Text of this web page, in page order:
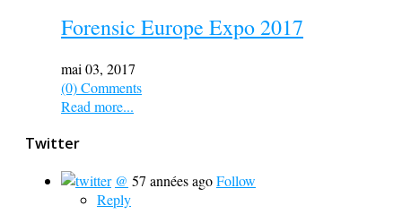
Forensic Europe Expo 2017
mai 03, 2017
(0) Comments
Read more...
Twitter
@ 57 années agoFollow
Reply